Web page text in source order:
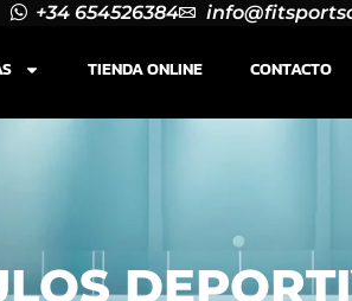
+34 654526384
TIENDA ONLINE CONTACTO